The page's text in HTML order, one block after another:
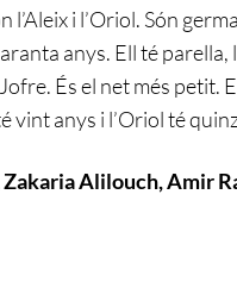
i l’Oriol. Són
anys. Ell té parella,
És el net més petit.
vint anys i l’Oriol té
Alilouch, Amir